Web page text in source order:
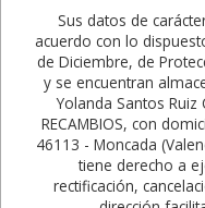
Sus datos de
acuerdo con lo
de Diciembre, de
y se encuentran
Yolanda Santos Ruiz
RECAMBIOS, con
46113 - Moncada
tiene derecho a
rectificación,